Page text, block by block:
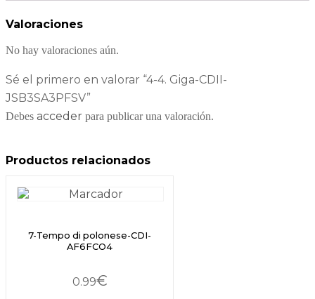
Valoraciones
No hay valoraciones aún.
Sé el primero en valorar “4-4. Giga-CDII-
JSB3SA3PFSV”
Debes acceder para publicar una valoración.
Productos relacionados
7-Tempo di polonese-CDI-
AF6FCO4
0.99€